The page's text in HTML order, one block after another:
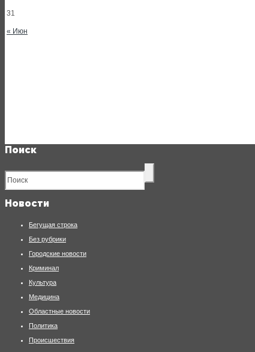
« Июн
31
Поиск
Новости
Бегущая строка
Без рубрики
Городские новости
Криминал
Культура
Медицина
Областные новости
Политика
Происшествия